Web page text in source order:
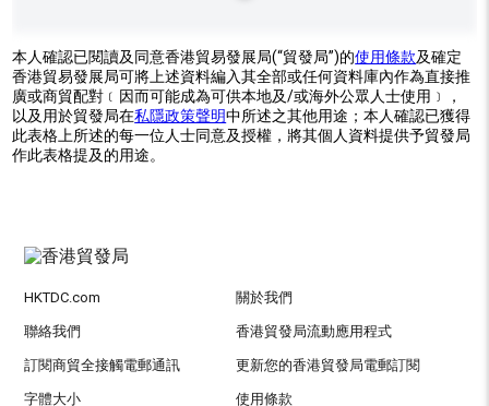
本人確認已閱讀及同意香港貿易發展局(“貿發局”)的使用條款及確定
香港貿易發展局可將上述資料編入其全部或任何資料庫內作為直接推
廣或商貿配對﹝因而可能成為可供本地及/或海外公眾人士使用﹞，
以及用於貿發局在私隱政策聲明中所述之其他用途；本人確認已獲得
此表格上所述的每一位人士同意及授權，將其個人資料提供予貿發局
作此表格提及的用途。
HKTDC.com 關於我們
聯絡我們 香港貿發局流動應用程式
訂閱商貿全接觸電郵通訊 更新您的香港貿發局電郵訂閱
字體大小 使用條款